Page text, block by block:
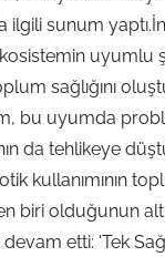
ilgili sunum
uyumlu
sağlığını
bu uyumda
da tehlikeye
kullanımının
biri olduğunun
etti: 'Tek